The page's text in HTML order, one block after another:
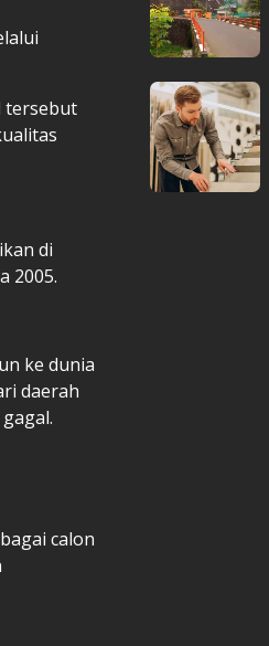
tersebut
di
2005.
ke dunia
daerah
calon